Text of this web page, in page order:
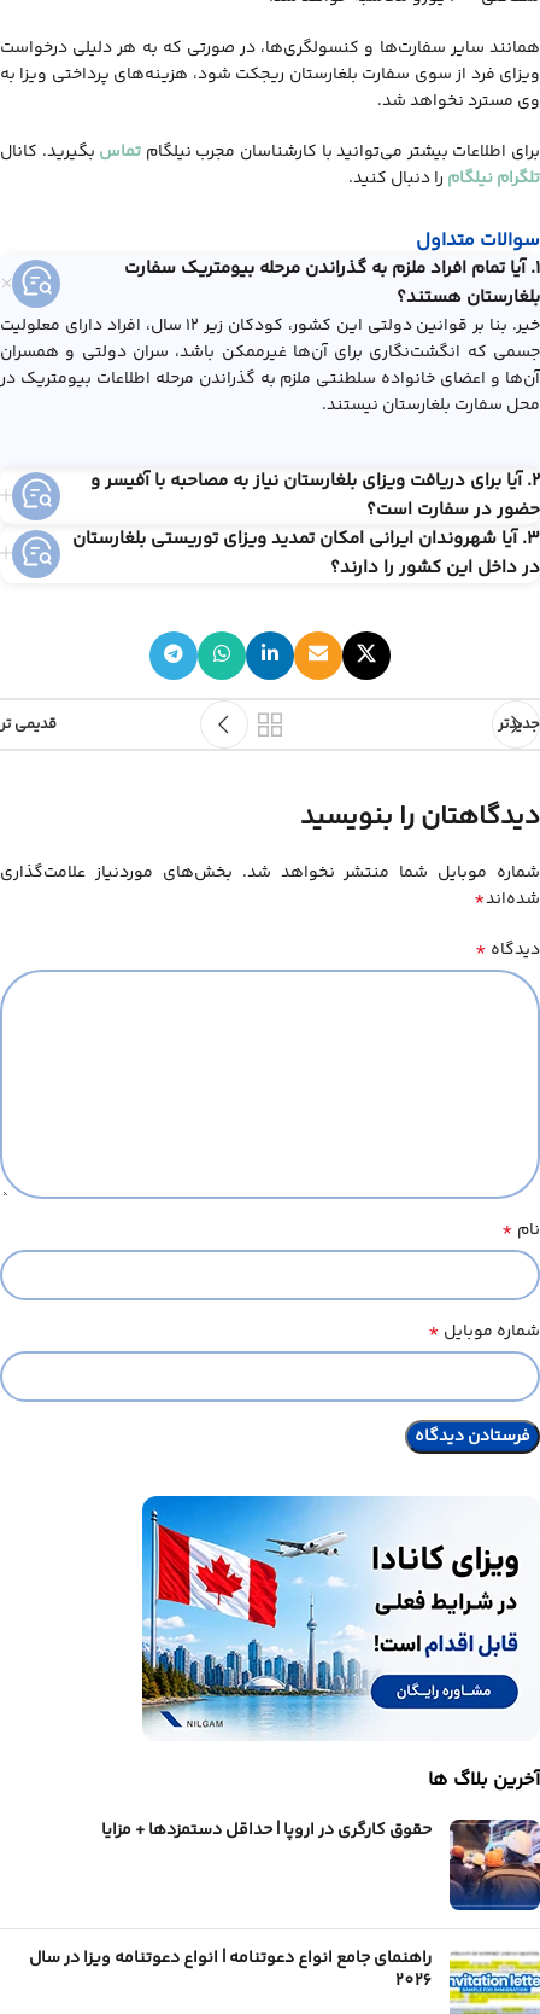
همانند سایر سفارت‌ها و کنسولگری‌ها، در صورتی که به هر دلیلی درخواست
ویزای فرد از سوی سفارت بلغارستان ریجکت شود، هزینه‌های پرداختی ویزا به
وی مسترد نخواهد شد.
برای اطلاعات بیشتر می‌توانید با کارشناسان مجرب نیلگام تماس بگیرید. کانال
تلگرام نیلگام را دنبال کنید.
سوالات متداول
1. آیا تمام افراد ملزم به گذراندن مرحله بیومتریک سفارت
بلغارستان هستند؟
خیر. بنا بر قوانین دولتی این کشور، کودکان زیر ۱۲ سال، افراد دارای معلولیت
جسمی که انگشت‌نگاری برای آن‌ها غیرممکن باشد، سران دولتی و همسران
آن‌ها و اعضای خانواده سلطنتی ملزم به گذراندن مرحله اطلاعات بیومتریک در
محل سفارت بلغارستان نیستند.
2. آیا برای دریافت ویزای بلغارستان نیاز به مصاحبه با آفیسر و
حضور در سفارت است؟
3. آیا شهروندان ایرانی امکان تمدید ویزای توریستی بلغارستان
در داخل این کشور را دارند؟
جدیدتر قدیمی تر
دیدگاهتان را بنویسید
شماره موبایل شما منتشر نخواهد شد. بخش‌های موردنیاز علامت‌گذاری
شده‌اند*
دیدگاه *
نام *
شماره موبایل *
آخرین بلاگ ها
حقوق کارگری در اروپا | حداقل دستمزدها + مزایا
راهنمای جامع انواع دعوتنامه | انواع دعوتنامه ویزا در سال
2026